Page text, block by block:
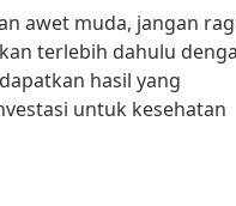
awet muda, jangan
terlebih dahulu
hasil yang
untuk kesehatan